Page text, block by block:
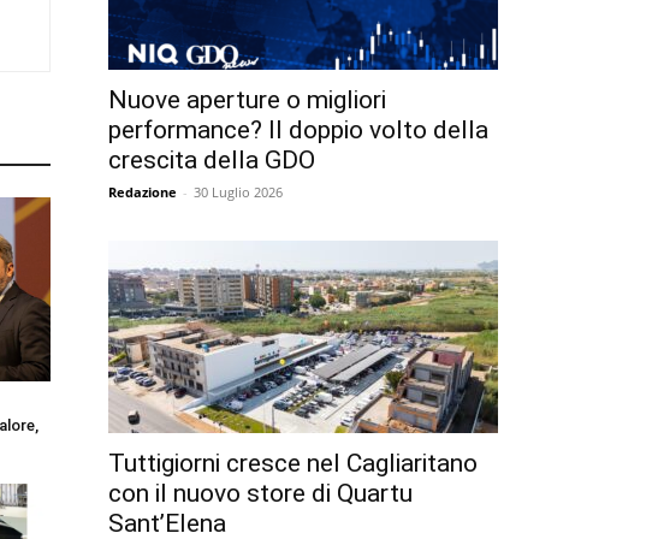
Nuove aperture o migliori
performance? Il doppio volto della
crescita della GDO
Redazione - 30 Luglio 2026
Tuttigiorni cresce nel Cagliaritano
con il nuovo store di Quartu
Sant’Elena